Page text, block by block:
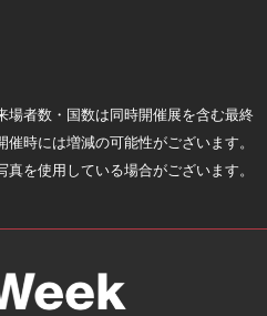
者数・国数は同時開催展を含む最終
催時には増減の可能性がございます。
を使用している場合がございます。